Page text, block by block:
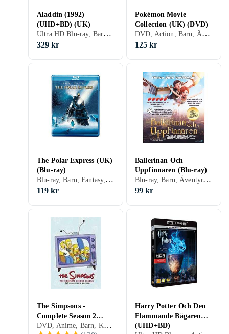
Aladdin (1992)
(UHD+BD) (UK)
Ultra HD Blu-ray, Barn, Animerat, Familj, Storbritannien (UK)
329 kr
Pokémon Movie
Collection (UK) (DVD)
DVD, Action, Barn, Äventyr, Animerat, Familj, Storbritannien (UK)
125 kr
The Polar Express (UK)
(Blu-ray)
Blu-ray, Barn, Fantasy, Komedi, Äventyr, Animerat, Familj, Storbritannien (UK)
119 kr
Ballerinan Och
Uppfinnaren (Blu-ray)
Blu-ray, Barn, Äventyr, Familj, Sverige (SE)
99 kr
The Simpsons -
Complete Season 2
(DVD)
DVD, Anime, Barn, Komedi, TV-serie, Animerat, Familj, Sverige (SE)
Harry Potter Och Den
Flammande Bägaren
(UHD+BD)